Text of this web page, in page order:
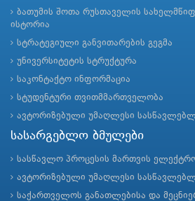
ბათუმის შოთა რუსთაველის
ისტორია
სტრატეგიული განვითარების გეგმა
უნივერსიტეტის სტრუქტურა
საკონტაქტო ინფორმაცია
სტუდენტური თვითმმართველობა
ავტორიზებული უმაღლესი
სასარგებლო ბმულები
სასწავლო პროცესის მართვის
ავტორიზებული უმაღლესი
საქართველოს განათლებისა და